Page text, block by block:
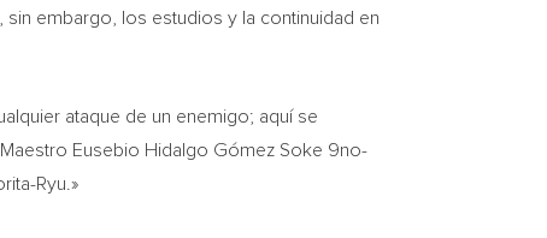
embargo, los estudios y la continuidad en
ataque de un enemigo; aquí se
Eusebio Hidalgo Gómez Soke 9no-
Ryu .»